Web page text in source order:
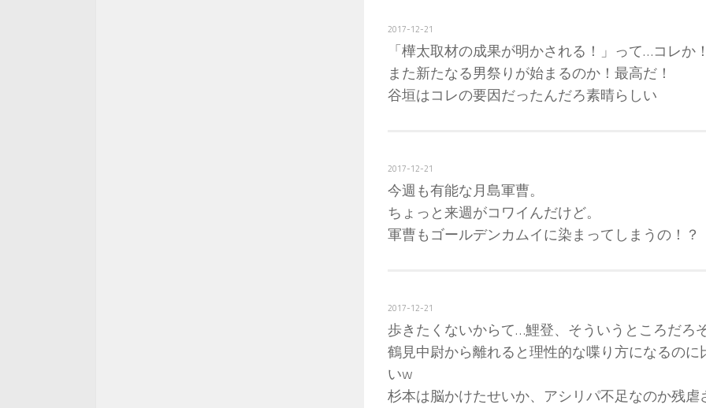
2017-12-21
「樺太取材の成果が明かされる！」って…コレか！
また新たなる男祭りが始まるのか！最高だ！
谷垣はコレの要因だったんだろ素晴らしい
2017-12-21
今週も有能な月島軍曹。
ちょっと来週がコワイんだけど。
軍曹もゴールデンカムイに染まってしまうの！？
2017-12-21
歩きたくないからて…鯉登、そういうところだろ
鶴見中尉から離れると理性的な喋り方になるの
いw
杉本は脳かけたせいか、アシリパ不足なのか残